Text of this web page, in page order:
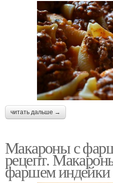
читать дальше →
Макароны с
рецепт.
фаршем